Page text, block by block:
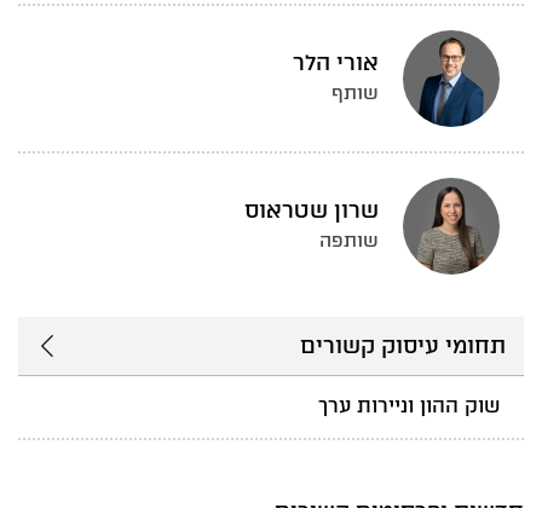
אורי הלר
שותף
שרון שטראוס
שותפה
תחומי עיסוק קשורים
שוק ההון וניירות ערך